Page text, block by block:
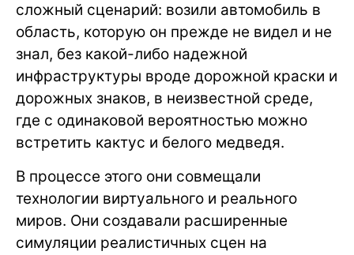
сложный сценарий: возили автомобиль в
область, которую он прежде не видел и не
знал, без какой-либо надежной
инфраструктуры вроде дорожной краски и
дорожных знаков, в неизвестной среде,
где с одинаковой вероятностью можно
встретить кактус и белого медведя.
В процессе этого они совмещали
технологии виртуального и реального
миров. Они создавали расширенные
симуляции реалистичных сцен на